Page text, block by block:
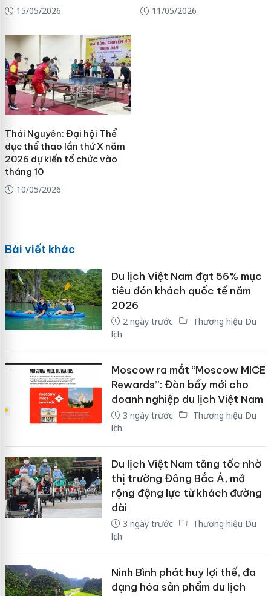
15/05/2026 11/05/2026
Thái Nguyên: Đại hội Thể
dục thể thao lần thứ X năm
2026 dự kiến tổ chức vào
tháng 10
10/05/2026
Bài viết khác
Du lịch Việt Nam đạt 56% mục
tiêu đón khách quốc tế năm
2026
2 ngày trước
Thương hiệu Du
lịch
Moscow ra mắt “Moscow MICE
Rewards”: Đòn bẩy mới cho
doanh nghiệp du lịch Việt Nam
3 ngày trước
Thương hiệu Du
lịch
Du lịch Việt Nam tăng tốc nhờ
thị trường Đông Bắc Á, mở
rộng động lực từ khách đường
dài
3 ngày trước
Thương hiệu Du
lịch
Ninh Bình phát huy lợi thế, đa
dạng hóa sản phẩm du lịch